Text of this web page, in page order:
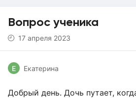
Вопрос ученика
17 апреля 2023
Е Екатерина
Добрый день. Дочь путает,